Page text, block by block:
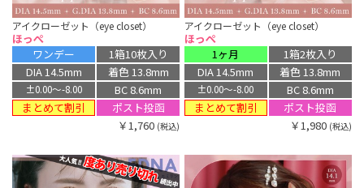
アイクローゼット（eye closet）
ほっぺ
ワンデー
1箱10枚入り
DIA 14.5mm
着色 13.8mm
±0.00〜-8.00
BC 8.6mm
まとめて割引
ポスト投函
￥1,760 (税込)
アイクローゼット（eye closet）
ほっぺ
1ヶ月
1箱2枚入り
DIA 14.5mm
着色 13.8mm
±0.00〜-8.00
BC 8.6mm
まとめて割引
ポスト投函
￥1,980 (税込)